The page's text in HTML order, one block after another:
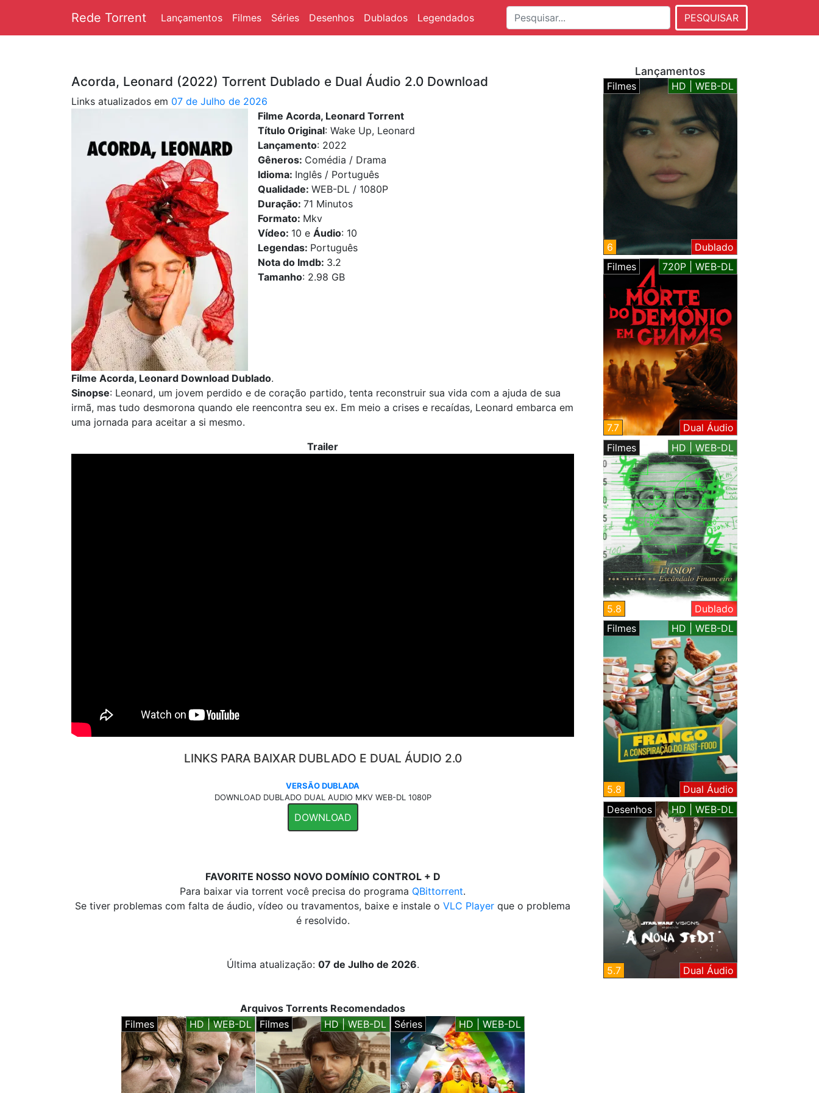
Rede Torrent Lançamentos Filmes Séries Desenhos Dublados Legendados PESQUISAR
Acorda, Leonard (2022) Torrent Dublado e Dual Áudio 2.0 Download
Links atualizados em 07 de Julho de 2026
Filme Acorda, Leonard Torrent
Título Original: Wake Up, Leonard
Lançamento: 2022
Gêneros: Comédia / Drama
Idioma: Inglês / Português
Qualidade: WEB-DL / 1080P
Duração: 71 Minutos
Formato: Mkv
Vídeo: 10 e Áudio: 10
Legendas: Português
Nota do Imdb: 3.2
Tamanho: 2.98 GB
Filme Acorda, Leonard Download Dublado.
Sinopse: Leonard, um jovem perdido e de coração partido, tenta reconstruir sua vida com a ajuda de sua
irmã, mas tudo desmorona quando ele reencontra seu ex. Em meio a crises e recaídas, Leonard embarca em
uma jornada para aceitar a si mesmo.
Trailer
LINKS PARA BAIXAR DUBLADO E DUAL ÁUDIO 2.0
VERSÃO DUBLADA
DOWNLOAD DUBLADO DUAL AUDIO MKV WEB-DL 1080P
DOWNLOAD
FAVORITE NOSSO NOVO DOMÍNIO CONTROL + D
Para baixar via torrent você precisa do programa QBittorrent.
Se tiver problemas com falta de áudio, vídeo ou travamentos, baixe e instale o VLC Player que o problema
é resolvido.
Última atualização: 07 de Julho de 2026.
Arquivos Torrents Recomendados
Filmes
HD | WEB-DL Filmes HD | WEB-DL Séries HD | WEB-DL
Lançamentos
Filmes HD | WEB-DL
6
Dublado
Filmes
720P | WEB-DL
7.7
Dual Áudio
Filmes
HD | WEB-DL
5.8
Dublado
Filmes
HD | WEB-DL
5.8
Dual Áudio
Desenhos
HD | WEB-DL
5.7 Dual Áudio